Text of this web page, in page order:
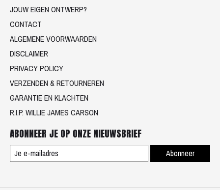
JOUW EIGEN ONTWERP?
CONTACT
ALGEMENE VOORWAARDEN
DISCLAIMER
PRIVACY POLICY
VERZENDEN & RETOURNEREN
GARANTIE EN KLACHTEN
R.I.P. WILLIE JAMES CARSON
ABONNEER JE OP ONZE NIEUWSBRIEF
Abonneer